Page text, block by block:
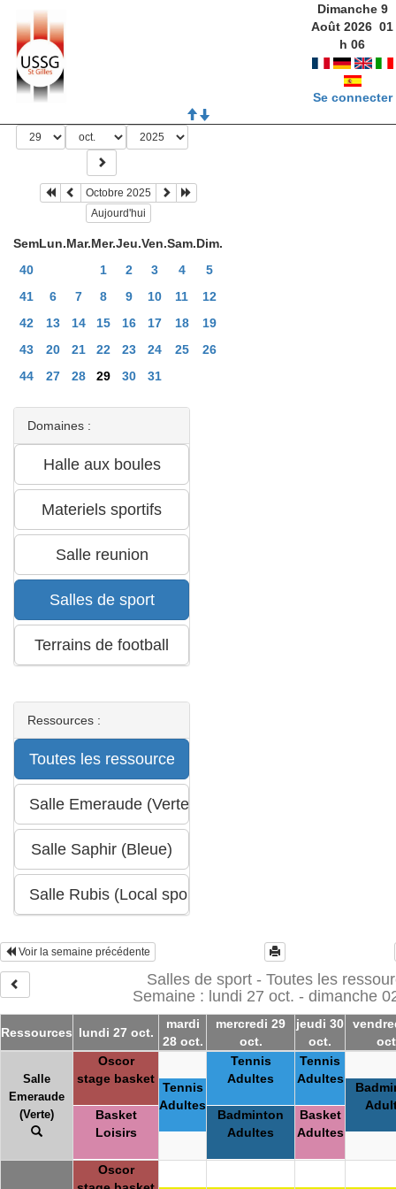
Dimanche 9
Août 2026 01
h06
Se connecter
Octobre 2025
Aujourd'hui
SemLun.Mar.Mer.Jeu.Ven.Sam.Dim.
40
1 2 3 4
5
41
6 7 8 9 10 11
12
42
13 14 15 16 17 18
19
43
20 21 22 23 24 25
26
44
27 28 29 30 31
Domaines :
Ressources :
Voir la semaine précédente
Salles de sport - Toutes les
Semaine : lundi 27 oct. - dimanche
Ressources lundi 27 oct.
mardi
28 oct.
mercredi 29
oct.
jeudi 30
oct.
Salle
Emeraude
(Verte)
Oscor
stage basket
Basket
Loisirs
Tennis
Adultes
Tennis
Adultes
Badminton
Adultes
Tennis
Adultes
Basket
Adultes
Oscor